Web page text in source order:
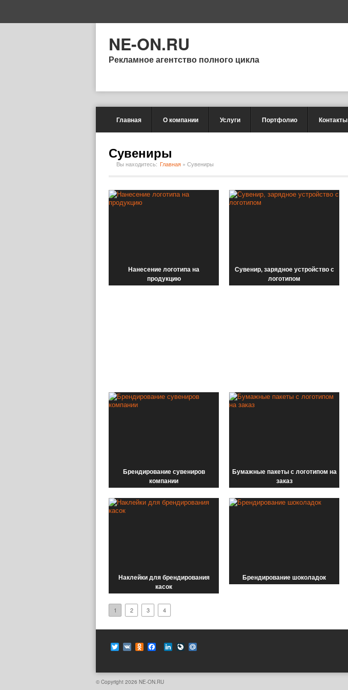
NE-ON.RU
Рекламное агентство полного цикла
Главная О компании Услуги Портфолио Контакты
Сувениры
Вы находитесь: Главная » Сувениры
Нанесение логотипа на
продукцию
Сувенир, зарядное устройство с
логотипом
Брендирование сувениров
компании
Бумажные пакеты с логотипом на
заказ
Наклейки для брендирования
касок
Брендирование шоколадок
1 2 3 4
Twitter
VK Odnoklassniki
Facebook
LinkedInLiveJournal
© Copyright 2026 NE-ON.RU